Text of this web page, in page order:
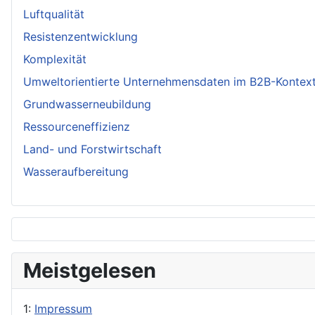
Luftqualität
Resistenzentwicklung
Komplexität
Umweltorientierte Unternehmensdaten im B2B-
Grundwasserneubildung
Ressourceneffizienz
Land- und Forstwirtschaft
Wasseraufbereitung
Meistgelesen
1: Impressum